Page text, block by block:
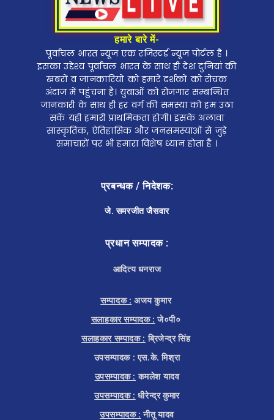
हमारे बारे में-
पूर्वांचल भारत न्यूज एक रजिस्टर्ड न्यूज पोर्टल है ।
इसका उद्देश्य पूर्वांचल भारत के साथ ही देश दुनियां की
खबरों व जानकारियों को हमारे दर्शकों को रोचक
अंदाज में पहुंचना है। युवाओं को रोजगार सम्बन्धित
जानकारी के साथ ही हर वर्ग की समस्या को हम उठा
सकें यही हमारी प्राथमिकता होगी। इसके अलावा
सांस्कृतिक, ऐतिहासिक और जनसमस्याओं से जुड़े
समाचारों पर भी हमारा विशेष ध्यान होता है ।
प्रबन्धक / निदेशक:
जे. समरजीत जैसवार
प्रधान सम्पादक :
आदित्य धनराज
सम्पादक : अजय कुमार
सलाहकार सम्पादक : जे०पी०
सलाहकार सम्पादक : ब्रिजेन्द्र सिंह
उपसम्पादक : एस.के. मिश्रा
उपसम्पादक : कमलेश यादव
उपसम्पादक : धीरेन्द्र कुमार
उपसम्पादक : नीतू यादव